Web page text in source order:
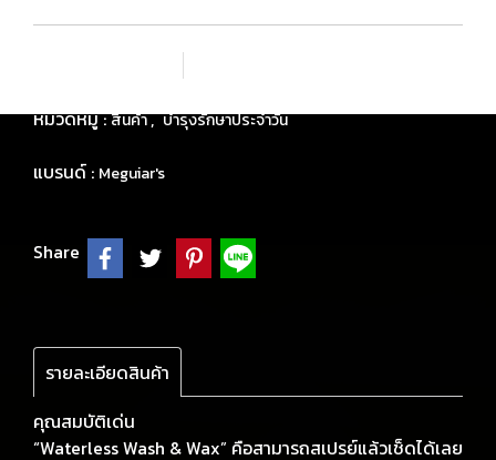
หมวดหมู่ :สินค้า,บำรุงรักษาประจำวัน
แบรนด์ : Meguiar's
Share
รายละเอียดสินค้า
คุณสมบัติเด่น
“Waterless Wash & Wax” คือสามารถสเปรย์แล้วเช็ดได้เลย